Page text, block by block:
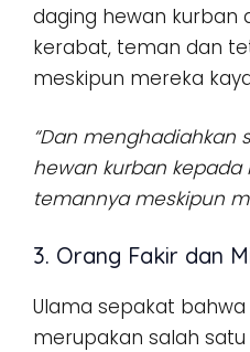
daging hewan kurban
kerabat, teman dan
meskipun mereka
“Dan menghadiahkan
hewan kurban
temannya meskipun
3. Orang Fakir dan
Ulama sepakat bahwa
merupakan salah